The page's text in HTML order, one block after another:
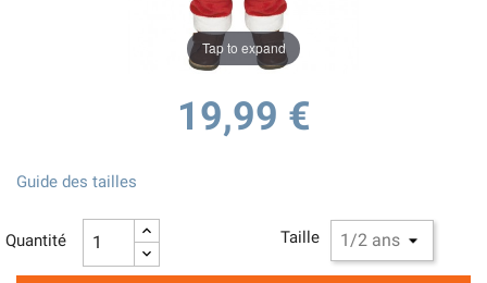
Tap to expand
19,99 €
Taille
Guide des tailles
Quantité